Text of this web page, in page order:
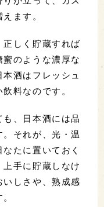
ます。
正しく貯蔵すれば
のような濃厚な
酒はフレッシュ
料なのです。
、日本酒には品
それが、光・温
たに置いておく
手に貯蔵しなけ
しさや、熟成感